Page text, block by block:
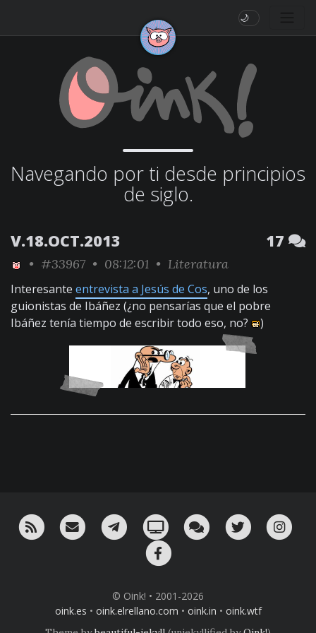
🌙
Navegando por ti desde principios
de siglo.
V.18.OCT.2013 17
• #33967 • 08:12:01 • Literatura
Interesante entrevista a Jesús de Cos, uno de los
guionistas de Ibáñez (¿no pensarías que el pobre
Ibáñez tenía tiempo de escribir todo eso, no?
)
RSS ¡Mándame un email!¡Nuestro canal en Telegram!
Oink! TV Charla con nosotros
Twitter
© Oink! • 2001-2026
oink.es • oink.elrellano.com • oink.in • oink.wtf